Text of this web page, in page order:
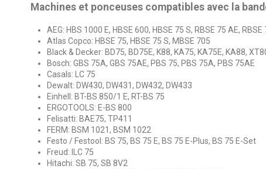
Machines et ponceuses compatibles avec la
AEG: HBS 1000 E, HBSE 600, HBSE 75 S, RBSE 75 AE, RBSE
Atlas Copco: HBSE 75, HBSE 75 S, MBSE 705
Black & Decker: BD75, BD75E, K88, KA75, KA75E, KA88,
Bosch: GBS 75A, GBS 75AE, PBS 75, PBS 75A, PBS 75AE
Casals: LC 75
Dewalt: DW430, DW431, DW432, DW433
Einhell: BT-BS 850/1 E, RT-BS 75
ERGOTOOLS: E-BS 800
Felisatti: BAE75, TP411
FERM: BSM 1021, BSM 1022
Festo / Festool: BS 75, BS 75 E, BS 75 E-Plus, BS 75 E-Set
Freud: ILC 75
Hitachi: SB 75, SB 8V2